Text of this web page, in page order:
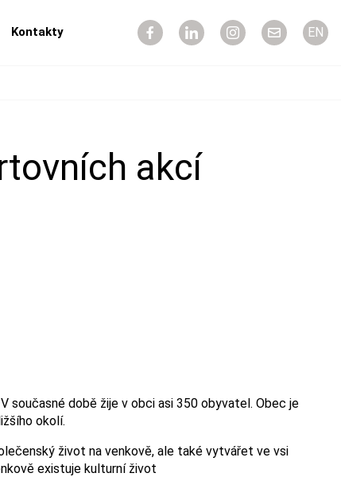
Kontakty EN
akcí
současné době žije v obci asi 350 obyvatel. Obec je
okolí.
život na venkově, ale také vytvářet ve vsi
existuje kulturní život